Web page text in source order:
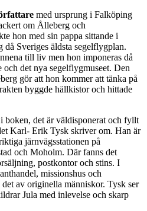
med ursprung i Falköping
om Ålleberg och
hon med sin pappa sittande i
då Sveriges äldsta segelflygplan.
till liv men hon imponeras då
det nya segelflygmuseet. Den
gör att hon kommer att tänka på
byggde hällkistor och hittade
boken, det är väldisponerat och fyllt
Karl- Erik Tysk skriver om. Han är
järnvägsstationen på
och Moholm. Där fanns det
postkontor och stins. I
missionshus och
av originella människor. Tysk ser
Jula med inlevelse och skarp